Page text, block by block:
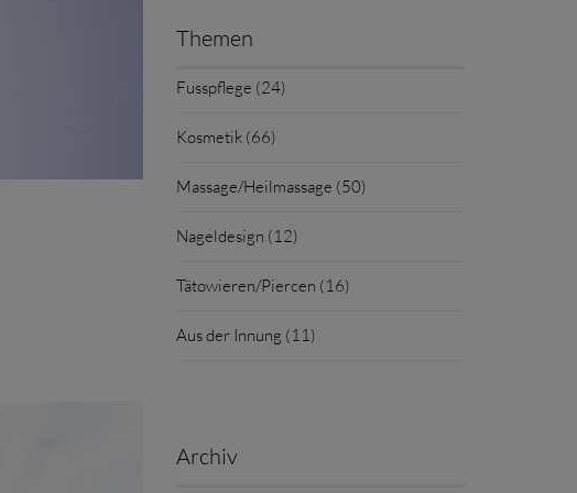
Themen
Fusspflege (24)
Kosmetik (66)
Massage/Heilmassage (50)
Nageldesign (12)
Tätowieren/Piercen (16)
Aus der Innung (11)
Archiv